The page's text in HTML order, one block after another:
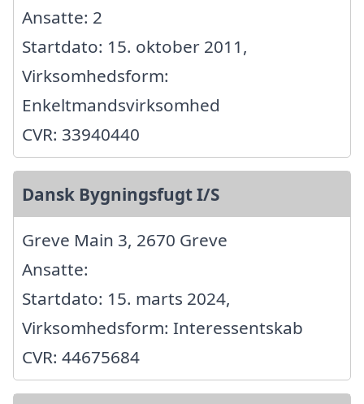
Ansatte: 2
Startdato: 15. oktober 2011,
Virksomhedsform:
Enkeltmandsvirksomhed
CVR: 33940440
Dansk Bygningsfugt I/S
Greve Main 3, 2670 Greve
Ansatte:
Startdato: 15. marts 2024,
Virksomhedsform: Interessentskab
CVR: 44675684